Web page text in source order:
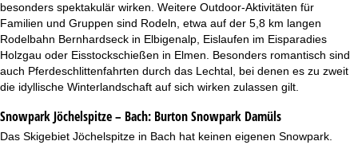
besonders spektakulär wirken. Weitere Outdoor-Aktivitäten für
Familien und Gruppen sind Rodeln, etwa auf der 5,8 km langen
Rodelbahn Bernhardseck in Elbigenalp, Eislaufen im Eisparadies
Holzgau oder Eisstockschießen in Elmen. Besonders romantisch sind
auch Pferdeschlittenfahrten durch das Lechtal, bei denen es zu zweit
die idyllische Winterlandschaft auf sich wirken zulassen gilt.
Snowpark Jöchelspitze – Bach: Burton Snowpark Damüls
Das Skigebiet Jöchelspitze in Bach hat keinen eigenen Snowpark.